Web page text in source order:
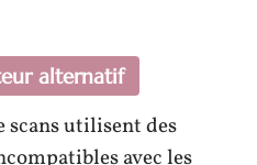
alternatif
scans utilisent des
avec les